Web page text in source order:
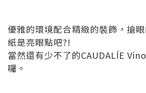
優雅的環境配合精緻的裝飾，搶
紙是亮眼點吧?!
當然還有少不了的CAUDALÍE
囉。